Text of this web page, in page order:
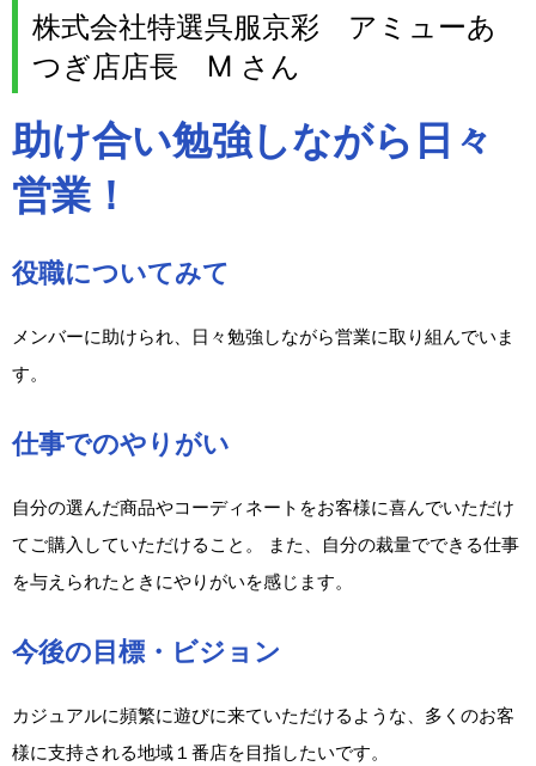
株式会社特選呉服京彩 アミューあ
つぎ店店長 M さん
助け合い勉強しながら日々
営業！
役職についてみて
メンバーに助けられ、日々勉強しながら営業に取り組んでいま
す。
仕事でのやりがい
自分の選んだ商品やコーディネートをお客様に喜んでいただけ
てご購入していただけること。 また、自分の裁量でできる仕事
を与えられたときにやりがいを感じます。
今後の目標・ビジョン
カジュアルに頻繁に遊びに来ていただけるような、多くのお客
様に支持される地域１番店を目指したいです。